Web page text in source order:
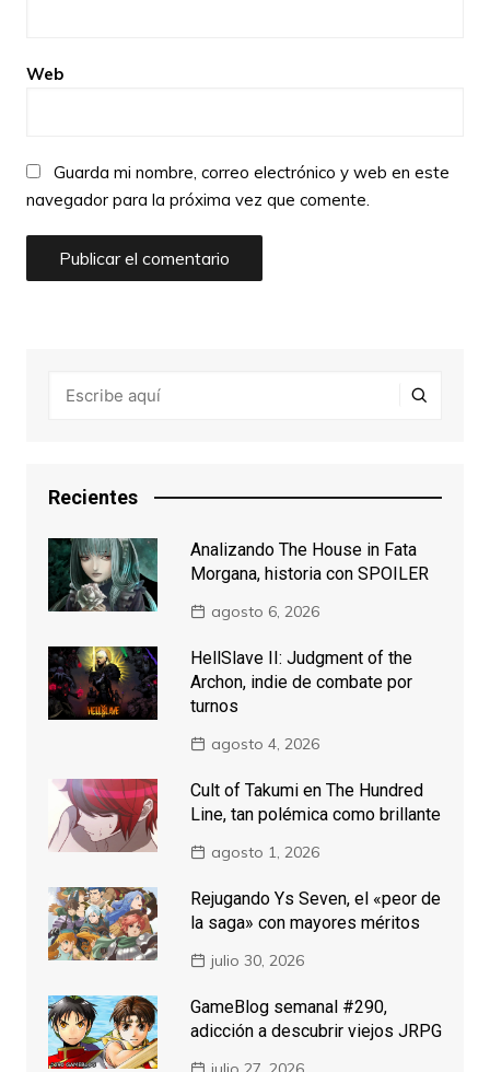
Web
Guarda mi nombre, correo electrónico y web en este
navegador para la próxima vez que comente.
Recientes
Analizando The House in Fata
Morgana, historia con SPOILER
agosto 6, 2026
HellSlave II: Judgment of the
Archon, indie de combate por
turnos
agosto 4, 2026
Cult of Takumi en The Hundred
Line, tan polémica como brillante
agosto 1, 2026
Rejugando Ys Seven, el «peor de
la saga» con mayores méritos
julio 30, 2026
GameBlog semanal #290,
adicción a descubrir viejos JRPG